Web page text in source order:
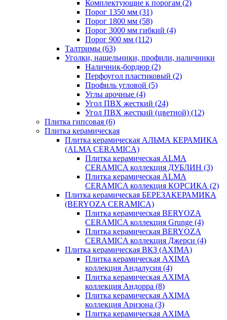
Комплектующие к порогам (2)
Порог 1350 мм (31)
Порог 1800 мм (58)
Порог 3000 мм гибкий (4)
Порог 900 мм (112)
Талтримы (63)
Уголки, нащельники, профили, наличники
Наличник-бордюр (2)
Перфоугол пластиковый (2)
Профиль угловой (5)
Углы арочные (4)
Угол ПВХ жесткий (24)
Угол ПВХ жесткий (цветной) (12)
Плитка гипсовая (6)
Плитка керамическая
Плитка керамическая АЛЬМА КЕРАМИКА
(ALMA CERAMICA)
Плитка керамическая ALMA
CERAMICA коллекция ДУБЛИН (3)
Плитка керамическая ALMA
CERAMICA коллекция КОРСИКА (2)
Плитка керамическая БЕРЕЗАКЕРАМИКА
(BERYOZA CERAMICA)
Плитка керамическая BERYOZA
CERAMICA коллекция Grunge (4)
Плитка керамическая BERYOZA
CERAMICA коллекция Джерси (4)
Плитка керамическая ВКЗ (AXIMA)
Плитка керамическая AXIMA
коллекция Андалусия (4)
Плитка керамическая AXIMA
коллекция Андорра (8)
Плитка керамическая AXIMA
коллекция Аризона (3)
Плитка керамическая AXIMA